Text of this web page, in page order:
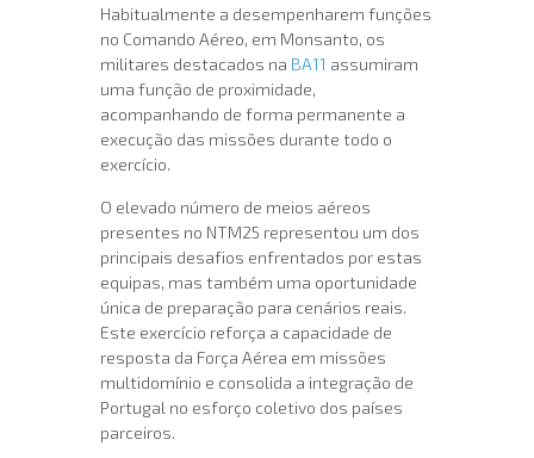
Habitualmente a desempenharem funções
no Comando Aéreo, em Monsanto, os
militares destacados na BA11 assumiram
uma função de proximidade,
acompanhando de forma permanente a
execução das missões durante todo o
exercício.
O elevado número de meios aéreos
presentes no NTM25 representou um dos
principais desafios enfrentados por estas
equipas, mas também uma oportunidade
única de preparação para cenários reais.
Este exercício reforça a capacidade de
resposta da Força Aérea em missões
multidomínio e consolida a integração de
Portugal no esforço coletivo dos países
parceiros.